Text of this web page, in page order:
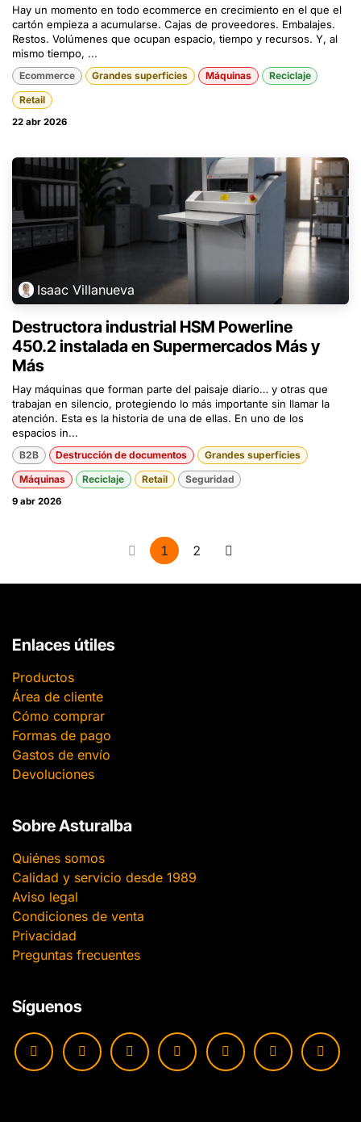
Hay un momento en todo ecommerce en crecimiento en el que el
cartón empieza a acumularse. Cajas de proveedores. Embalajes.
Restos. Volúmenes que ocupan espacio, tiempo y recursos. Y, al
mismo tiempo, ...
Ecommerce Grandes superficies Máquinas Reciclaje
Retail
22 abr 2026
Isaac Villanueva
Destructora industrial HSM Powerline
450.2 instalada en Supermercados Más y
Más
Hay máquinas que forman parte del paisaje diario… y otras que
trabajan en silencio, protegiendo lo más importante sin llamar la
atención. Esta es la historia de una de ellas. En uno de los
espacios in...
B2B Destrucción de documentos Grandes superficies
Máquinas Reciclaje Retail Seguridad
9 abr 2026
1 2
Enlaces útiles
Productos
Área de cliente
Cómo comprar
Formas de pago
Gastos de envío
Devoluciones
Sobre Asturalba
Quiénes somos
Calidad y servicio desde 1989
Aviso legal
Condiciones de venta
Privacidad
Preguntas frecuentes
Síguenos